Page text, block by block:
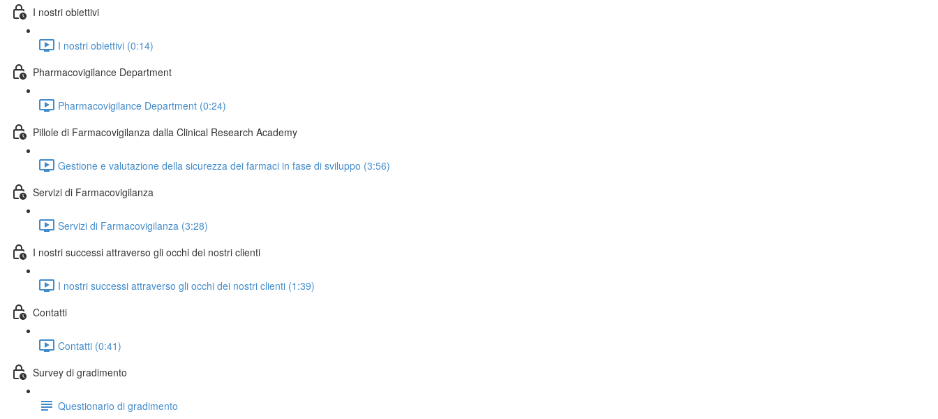
I nostri obiettivi
I nostri obiettivi (0:14)
Pharmacovigilance Department
Pharmacovigilance Department (0:24)
Pillole di Farmacovigilanza dalla Clinical Research Academy
Gestione e valutazione della sicurezza dei farmaci in fase di sviluppo (3:56)
Servizi di Farmacovigilanza
Servizi di Farmacovigilanza (3:28)
I nostri successi attraverso gli occhi dei nostri clienti
I nostri successi attraverso gli occhi dei nostri clienti (1:39)
Contatti
Contatti (0:41)
Survey di gradimento
Questionario di gradimento